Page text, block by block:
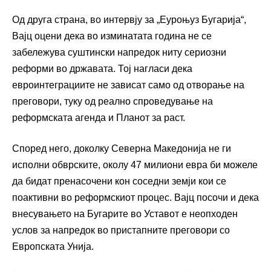
Од друга страна, во интервју за „Еуроњуз Бугарија“,
Вајц оцени дека во изминатата година не се
забележува суштински напредок ниту сериозни
реформи во државата. Тој нагласи дека
евроинтеграциите не зависат само од отворање на
преговори, туку од реално спроведување на
реформската агенда и Планот за раст.
Според него, доколку Северна Македонија не ги
исполни обврските, околу 47 милиони евра би можеле
да бидат пренасочени кон соседни земји кои се
поактивни во реформскиот процес. Вајц посочи и дека
внесувањето на Бугарите во Уставот е неопходен
услов за напредок во пристапните преговори со
Европската Унија.